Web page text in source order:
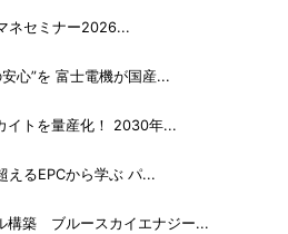
ネセミナー2026...
心”を 富士電機が国産...
イトを量産化！ 2030年...
えるEPCから学ぶ パ...
構築 ブルースカイエナジー...